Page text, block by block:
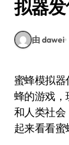
拟器
由 dawei
蜜蜂模拟器什么时候出？蜜蜂模拟器是一款模拟蜜
蜂的游戏
和人类社
起来看看蜜